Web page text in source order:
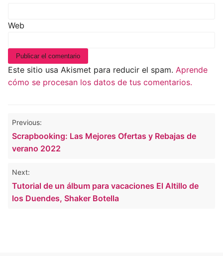
Web
Este sitio usa Akismet para reducir el spam. Aprende
cómo se procesan los datos de tus comentarios.
Navegación
de
entradas
Previous:
Scrapbooking: Las Mejores Ofertas y Rebajas de
verano 2022
Next:
Tutorial de un álbum para vacaciones El Altillo de
los Duendes, Shaker Botella